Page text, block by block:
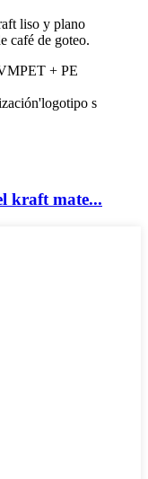
+ PE
'logotipo s
kraft mate...